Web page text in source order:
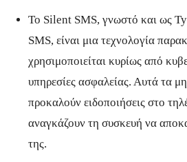
Το Silent SMS, γνωστό και ως
SMS, είναι μια τεχνολογία
χρησιμοποιείται κυρίως από
υπηρεσίες ασφαλείας. Αυτά τα
προκαλούν ειδοποιήσεις στο
αναγκάζουν τη συσκευή να
της.